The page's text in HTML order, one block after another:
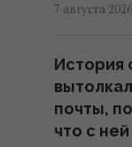
05:31
7 августа
История
почты,
что с ней